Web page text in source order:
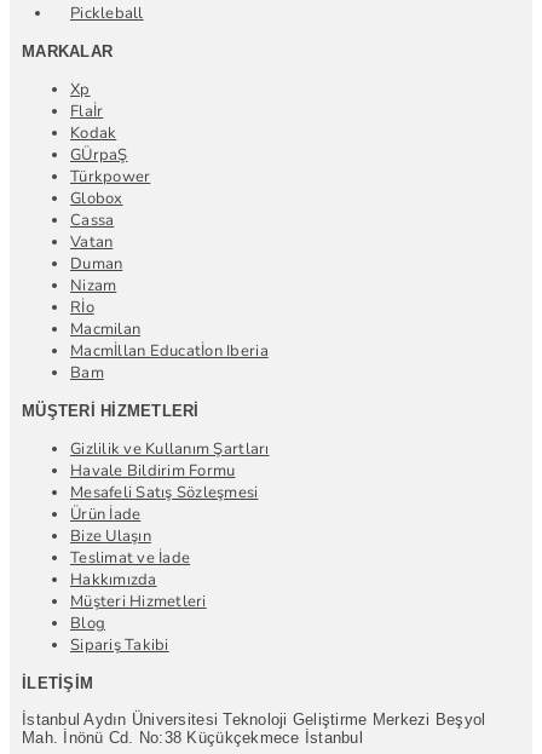
Pickleball
MARKALAR
Xp
Flaİr
Kodak
GÜrpaŞ
Türkpower
Globox
Cassa
Vatan
Duman
Nizam
Rİo
Macmilan
Macmİllan Educatİon Iberia
Bam
MÜŞTERI HIZMETLERI
Gizlilik ve Kullanım Şartları
Havale Bildirim Formu
Mesafeli Satış Sözleşmesi
Ürün İade
Bize Ulaşın
Teslimat ve İade
Hakkımızda
Müşteri Hizmetleri
Blog
Sipariş Takibi
İLETIŞIM
İstanbul Aydın Üniversitesi Teknoloji Geliştirme Merkezi Beşyol
Mah. İnönü Cd. No:38 Küçükçekmece İstanbul